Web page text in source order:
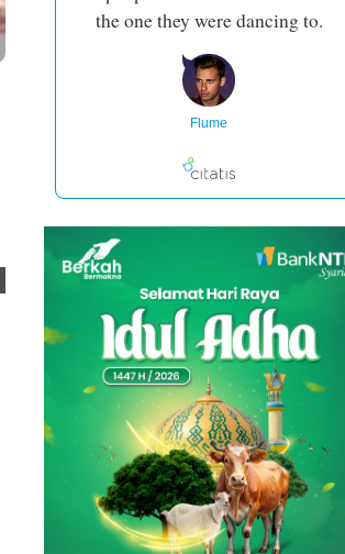
the one they were dancing to.
Flume